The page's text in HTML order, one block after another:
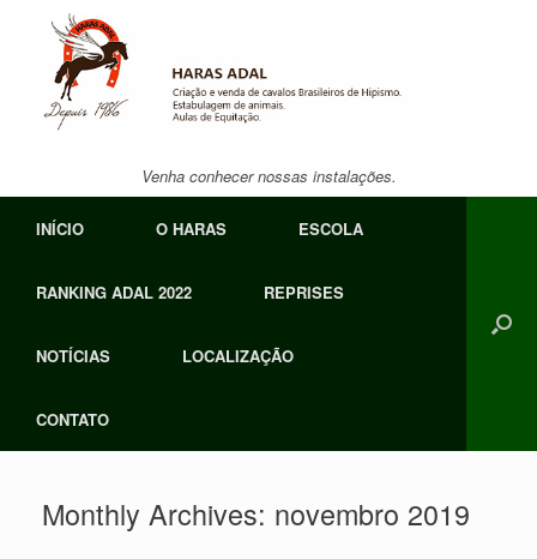
Venha conhecer nossas instalações.
INÍCIO O HARAS ESCOLA
RANKING ADAL 2022 REPRISES
NOTÍCIAS LOCALIZAÇÃO
CONTATO
Monthly Archives: novembro 2019